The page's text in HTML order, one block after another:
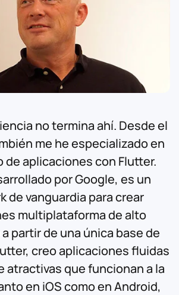
no termina ahí. Desde el
me he especializado en
de aplicaciones con Flutter.
por Google, es un
de vanguardia para crear
multiplataforma de alto
partir de una única base de
creo aplicaciones fluidas
atractivas que funcionan a la
en iOS como en Android,